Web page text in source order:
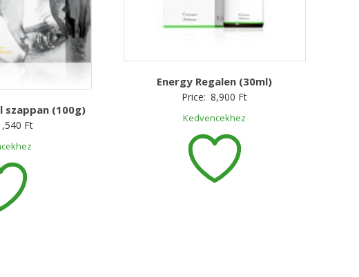
szappan (100g)
Ft
Energy Regalen (30ml)
Price: 8,900 Ft
Kedvencekhez